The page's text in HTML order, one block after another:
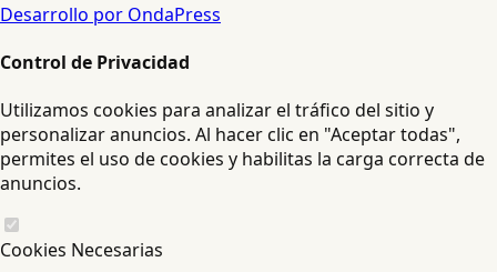
Desarrollo por OndaPress
Control de Privacidad
Utilizamos cookies para analizar el tráfico del sitio y
personalizar anuncios. Al hacer clic en "Aceptar todas",
permites el uso de cookies y habilitas la carga correcta de
anuncios.
Cookies Necesarias